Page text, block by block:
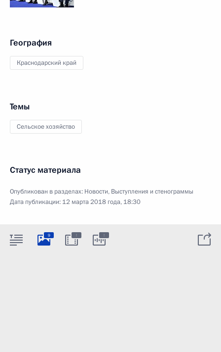
География
Краснодарский край
Темы
Сельское хозяйство
Статус материала
Опубликован в разделах: Новости, Выступления и стенограммы
Дата публикации: 12 марта 2018 года, 18:30
9 : :